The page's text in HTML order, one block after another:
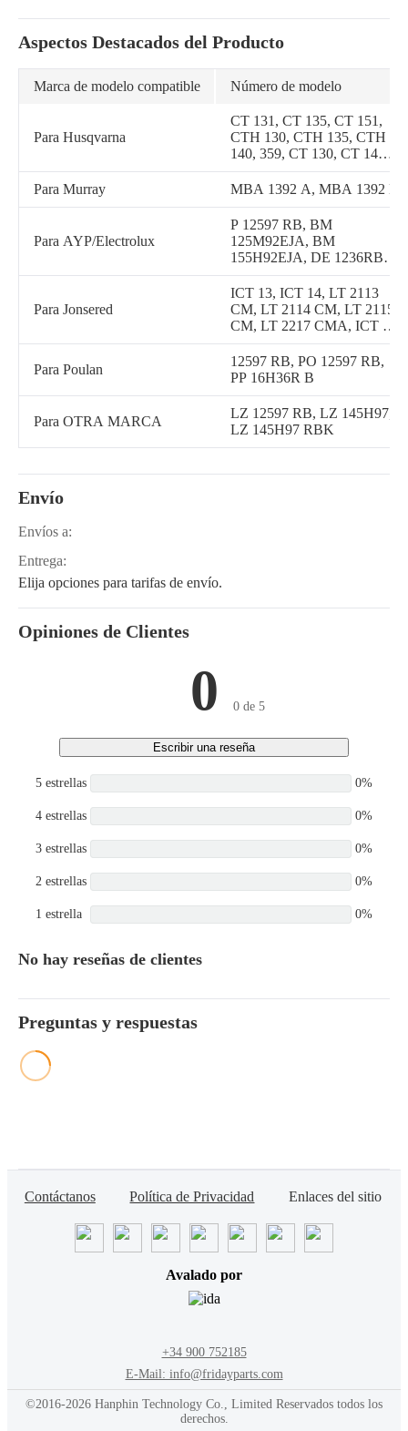
Aspectos Destacados del Producto
Marca de modelo compatible Número de modelo
Para Husqvarna
CT 131, CT 135, CT 151,
CTH 130, CTH 135, CTH
140, 359, CT 130, CT 141,
CTH 141, P 12597 RB, RE
12597 RB, CTH 151, 525
151 T, CTH 155, CTH 160,
CTH 171, LT 2114 CA
Para Murray MBA 1392 A, MBA 1392 B
Para AYP/Electrolux
P 12597 RB, BM
125M92EJA, BM
155H92EJA, DE 1236RB
A, DE 1236RB B, DE
1336RB A, DE 14536RB
A, DE 145H36RB A, DE
145H36RB C, DE
16HT36RB A, EN 145RB
A, EN 145RBH A, GS
MT 12536RB A, MT
15536RBH A, P 12597
HRB, RED 145H36 A,
A, RER 12536 C, RER
Para Jonsered
ICT 13, ICT 14, LT 2113
CM, LT 2114 CM, LT 2115
CM, LT 2217 CMA, ICT 13
A, ICT 14 A, ICT 15 A,
ICT 16 A, ICTH 16, LT
2114 CA, LT 2114 CMA,
CM, LT 2216 CMA2
Para Poulan
12597 RB, PO 12597 RB,
PP 16H36R B
Para OTRA MARCA
LZ 12597 RB, LZ 145H97,
LZ 145H97 RBK
Envío
Envíos a:
Entrega:
Elija opciones para tarifas de envío.
Opiniones de Clientes
0 0 de 5
Escribir una reseña
5 estrellas 0%
4 estrellas 0%
3 estrellas 0%
2 estrellas 0%
1 estrella 0%
No hay reseñas de clientes
Preguntas y respuestas
Contáctanos Política de Privacidad Enlaces del sitio
Avalado por
+34 900 752185
E-Mail: info@fridayparts.com
©2016-2026 Hanphin Technology Co., Limited Reservados todos los
derechos.